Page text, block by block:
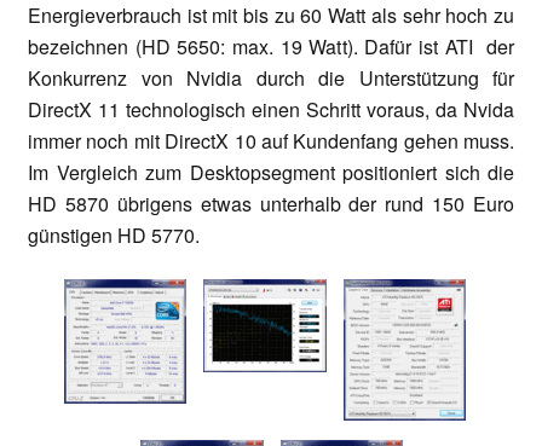
Energieverbrauch ist mit bis zu 60 Watt als sehr hoch zu
bezeichnen (HD 5650: max. 19 Watt). Dafür ist ATI der
Konkurrenz von Nvidia durch die Unterstützung für
DirectX 11 technologisch einen Schritt voraus, da Nvida
immer noch mit DirectX 10 auf Kundenfang gehen muss.
Im Vergleich zum Desktopsegment positioniert sich die
HD 5870 übrigens etwas unterhalb der rund 150 Euro
günstigen HD 5770.